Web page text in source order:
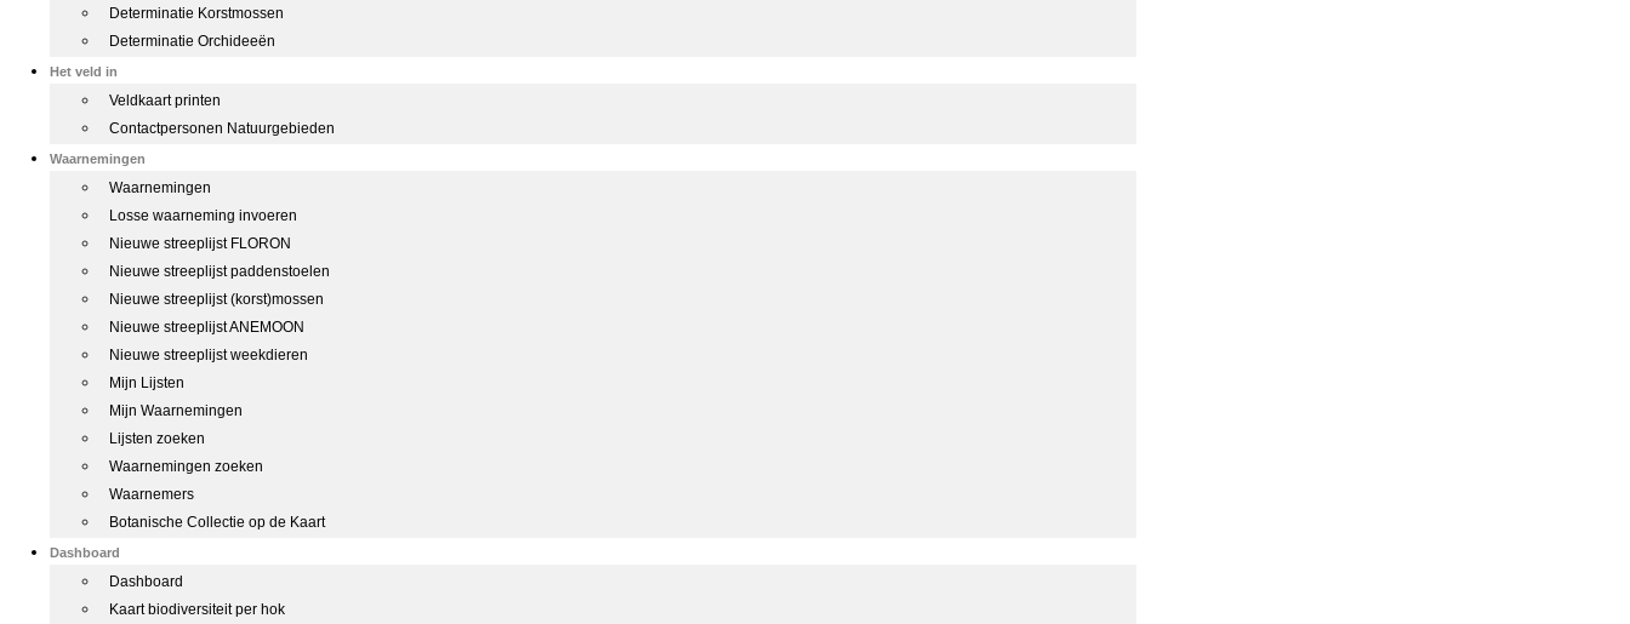
Determinatie Korstmossen
Determinatie Orchideeën
Het veld in
Veldkaart printen
Contactpersonen Natuurgebieden
Waarnemingen
Waarnemingen
Losse waarneming invoeren
Nieuwe streeplijst FLORON
Nieuwe streeplijst paddenstoelen
Nieuwe streeplijst (korst)mossen
Nieuwe streeplijst ANEMOON
Nieuwe streeplijst weekdieren
Mijn Lijsten
Mijn Waarnemingen
Lijsten zoeken
Waarnemingen zoeken
Waarnemers
Botanische Collectie op de Kaart
Dashboard
Dashboard
Kaart biodiversiteit per hok